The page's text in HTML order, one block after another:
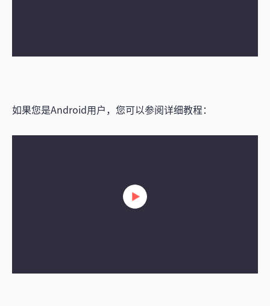
如果您是Android用户，您可以参阅详细教程：